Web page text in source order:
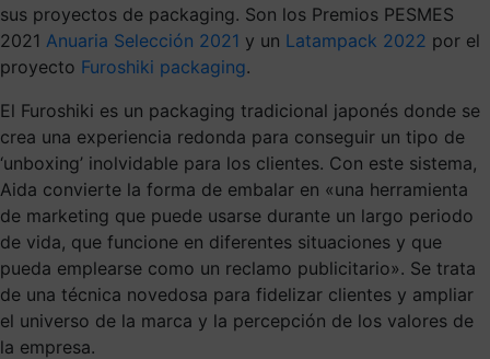
sus proyectos de packaging. Son los Premios PESMES
2021 Anuaria Selección 2021 y un Latampack 2022 por el
proyecto Furoshiki packaging.
El Furoshiki es un packaging tradicional japonés donde se
crea una experiencia redonda para conseguir un tipo de
‘unboxing’ inolvidable para los clientes. Con este sistema,
Aida convierte la forma de embalar en «una herramienta
de marketing que puede usarse durante un largo periodo
de vida, que funcione en diferentes situaciones y que
pueda emplearse como un reclamo publicitario». Se trata
de una técnica novedosa para fidelizar clientes y ampliar
el universo de la marca y la percepción de los valores de
la empresa.